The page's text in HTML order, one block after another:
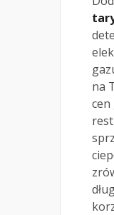
na
cen